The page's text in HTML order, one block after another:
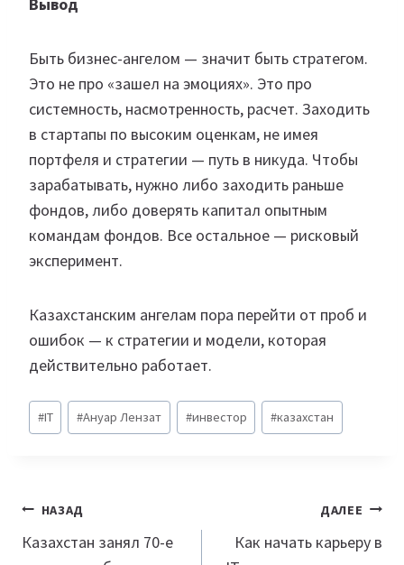
Быть бизнес-ангелом — значит быть стратегом.
Это не про «зашел на эмоциях». Это про
системность, насмотренность, расчет. Заходить
в стартапы по высоким оценкам, не имея
портфеля и стратегии — путь в никуда. Чтобы
зарабатывать, нужно либо заходить раньше
фондов, либо доверять капитал опытным
командам фондов. Все остальное — рисковый
эксперимент.
Казахстанским ангелам пора перейти от проб и
ошибок — к стратегии и модели, которая
действительно работает.
Метки
записи:
#IT #Ануар Лензат #инвестор #казахстан
Навигация
по
НАЗАД
Казахстан занял 70-е
ДАЛЕЕ
Как начать карьеру в